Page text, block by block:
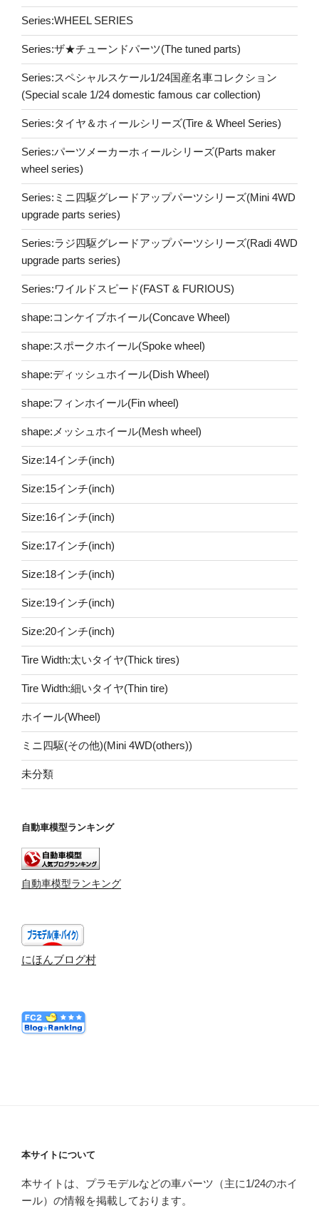
Series:WHEEL SERIES
Series:ザ★チューンドパーツ(The tuned parts)
Series:スペシャルスケール1/24国産名車コレクション
(Special scale 1/24 domestic famous car collection)
Series:タイヤ＆ホィールシリーズ(Tire & Wheel Series)
Series:パーツメーカーホィールシリーズ(Parts maker
wheel series)
Series:ミニ四駆グレードアップパーツシリーズ(Mini 4WD
upgrade parts series)
Series:ラジ四駆グレードアップパーツシリーズ(Radi 4WD
upgrade parts series)
Series:ワイルドスピード(FAST & FURIOUS)
shape:コンケイブホイール(Concave Wheel)
shape:スポークホイール(Spoke wheel)
shape:ディッシュホイール(Dish Wheel)
shape:フィンホイール(Fin wheel)
shape:メッシュホイール(Mesh wheel)
Size:14インチ(inch)
Size:15インチ(inch)
Size:16インチ(inch)
Size:17インチ(inch)
Size:18インチ(inch)
Size:19インチ(inch)
Size:20インチ(inch)
Tire Width:太いタイヤ(Thick tires)
Tire Width:細いタイヤ(Thin tire)
ホイール(Wheel)
ミニ四駆(その他)(Mini 4WD(others))
未分類
自動車模型ランキング
自動車模型ランキング
にほんブログ村
本サイトについて
本サイトは、プラモデルなどの車パーツ（主に1/24のホイ
ール）の情報を掲載しております。